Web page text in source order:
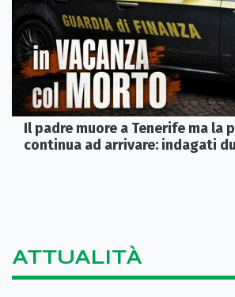
Il padre muore a Tenerife ma la
continua ad arrivare: indagati
ATTUALITÀ